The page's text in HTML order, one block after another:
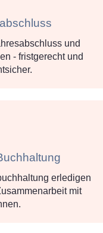
und
- fristgerecht und
erledigen
mit